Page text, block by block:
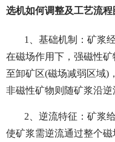
选机如何调整及工艺流
1、基础机制：矿浆
在磁场作用下，强磁性
至卸矿区(磁场减弱区域)
非磁性矿物则随矿浆沿逆
2、逆流特征：矿浆
使矿浆需逆流通过整个